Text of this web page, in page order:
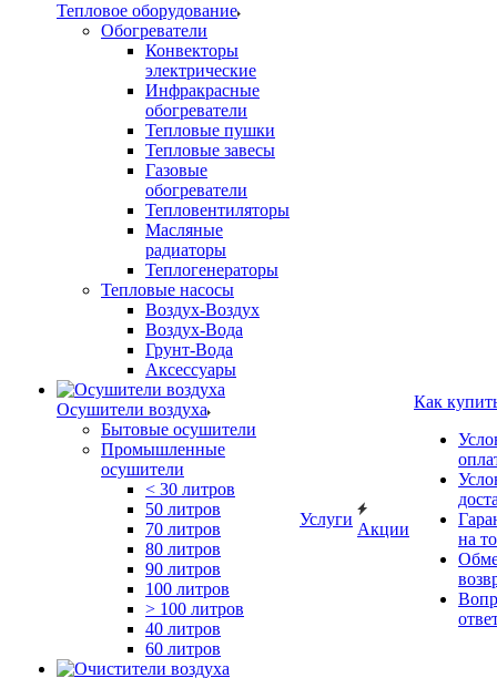
Тепловое оборудование
Обогреватели
Конвекторы
электрические
Инфракрасные
обогреватели
Тепловые пушки
Тепловые завесы
Газовые
обогреватели
Тепловентиляторы
Масляные
радиаторы
Теплогенераторы
Тепловые насосы
Воздух-Воздух
Воздух-Вода
Грунт-Вода
Аксессуары
Осушители воздуха
Бытовые осушители
Промышленные
осушители
< 30 литров
50 литров
70 литров
80 литров
90 литров
100 литров
> 100 литров
40 литров
60 литров
Услуги
Акции
Как
на